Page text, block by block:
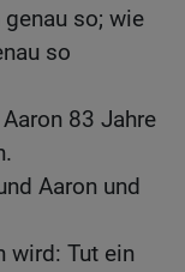
so; wie
so
83 Jahre
Aaron und
wird: Tut ein